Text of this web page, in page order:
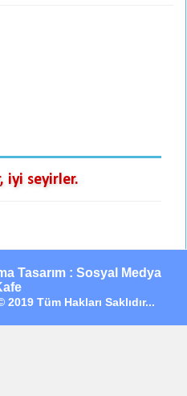
iyi seyirler.
Tasarım : Sosyal Medya
Tüm Hakları Saklıdır...